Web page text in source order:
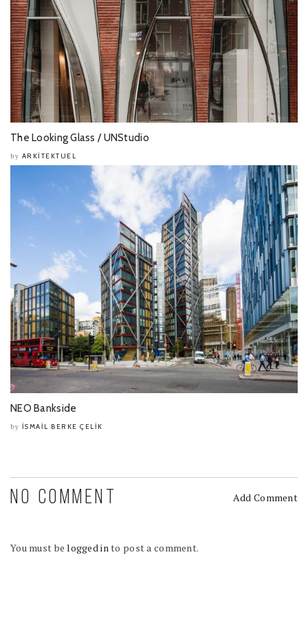
The Looking Glass / UNStudio
by ARKITEKTUEL
NEO Bankside
by İSMAIL BERKE ÇELIK
NO COMMENT Add Comment
You must belogged into post a comment.